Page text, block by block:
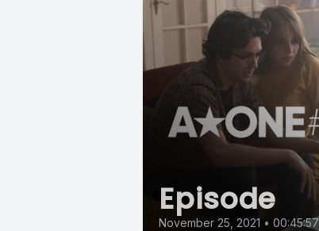
Episode
November 25, 2021 • 00:45:57